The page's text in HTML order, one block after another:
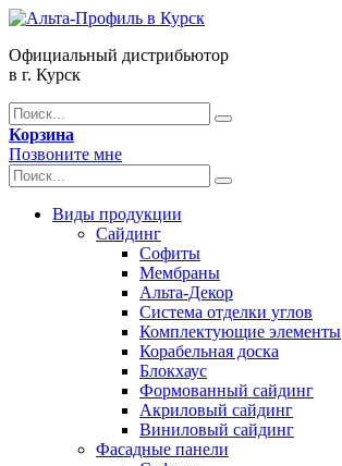
Официальный дистрибьютор
в г. Курск
Корзина
Позвоните мне
Виды продукции
Сайдинг
Софиты
Мембраны
Альта-Декор
Система отделки углов
Комплектующие элементы
Корабельная доска
Блокхаус
Формованный сайдинг
Акриловый сайдинг
Виниловый сайдинг
Фасадные панели